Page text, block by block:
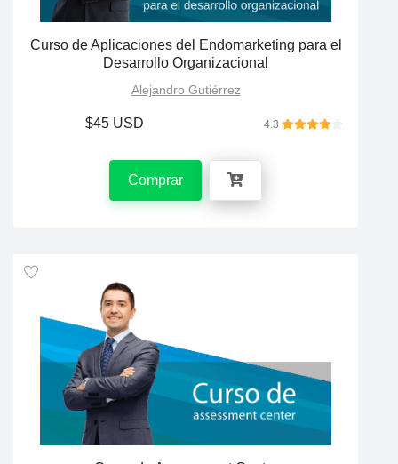
Curso de Aplicaciones del Endomarketing para el
Desarrollo Organizacional
Alejandro Gutiérrez
$45 USD 4.3
Comprar